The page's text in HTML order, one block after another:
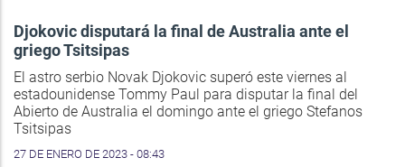
Djokovic disputará la final de Australia ante el
griego Tsitsipas
El astro serbio Novak Djokovic superó este viernes al
estadounidense Tommy Paul para disputar la final del
Abierto de Australia el domingo ante el griego Stefanos
Tsitsipas
27 DE ENERO DE 2023 - 08:43